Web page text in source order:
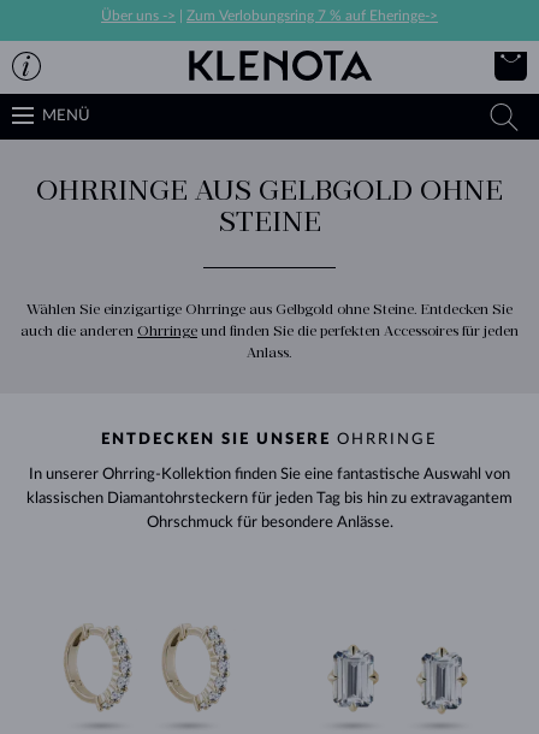
Über uns -> Zum Verlobungsring 7 % auf Eheringe->
MENÜ
OHRRINGE AUS GELBGOLD OHNE
STEINE
Wählen Sie einzigartige Ohrringe aus Gelbgold ohne Steine. Entdecken Sie
auch die anderen Ohrringe und finden Sie die perfekten Accessoires für jeden
Anlass.
ENTDECKEN SIE UNSERE OHRRINGE
In unserer Ohrring-Kollektion finden Sie eine fantastische Auswahl von
klassischen Diamantohrsteckern für jeden Tag bis hin zu extravagantem
Ohrschmuck für besondere Anlässe.